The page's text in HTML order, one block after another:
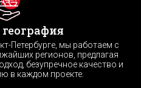
Петербурге, мы работаем с
регионов, предлагая
безупречное качество и
в каждом проекте.